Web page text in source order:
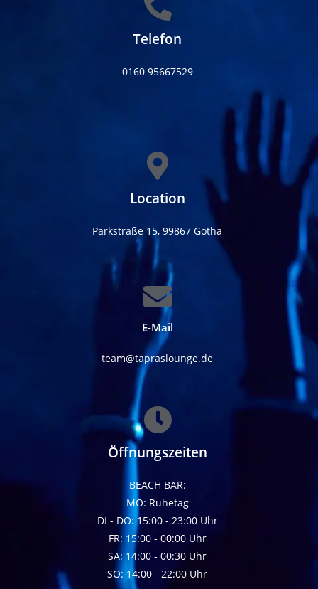
Telefon
0160 95667529
Location
Parkstraße 15, 99867 Gotha
E-Mail
team@tapraslounge.de
Öffnungszeiten
BEACH BAR:
MO: Ruhetag
DI - DO: 15:00 - 23:00 Uhr
FR: 15:00 - 00:00 Uhr
SA: 14:00 - 00:30 Uhr
SO: 14:00 - 22:00 Uhr